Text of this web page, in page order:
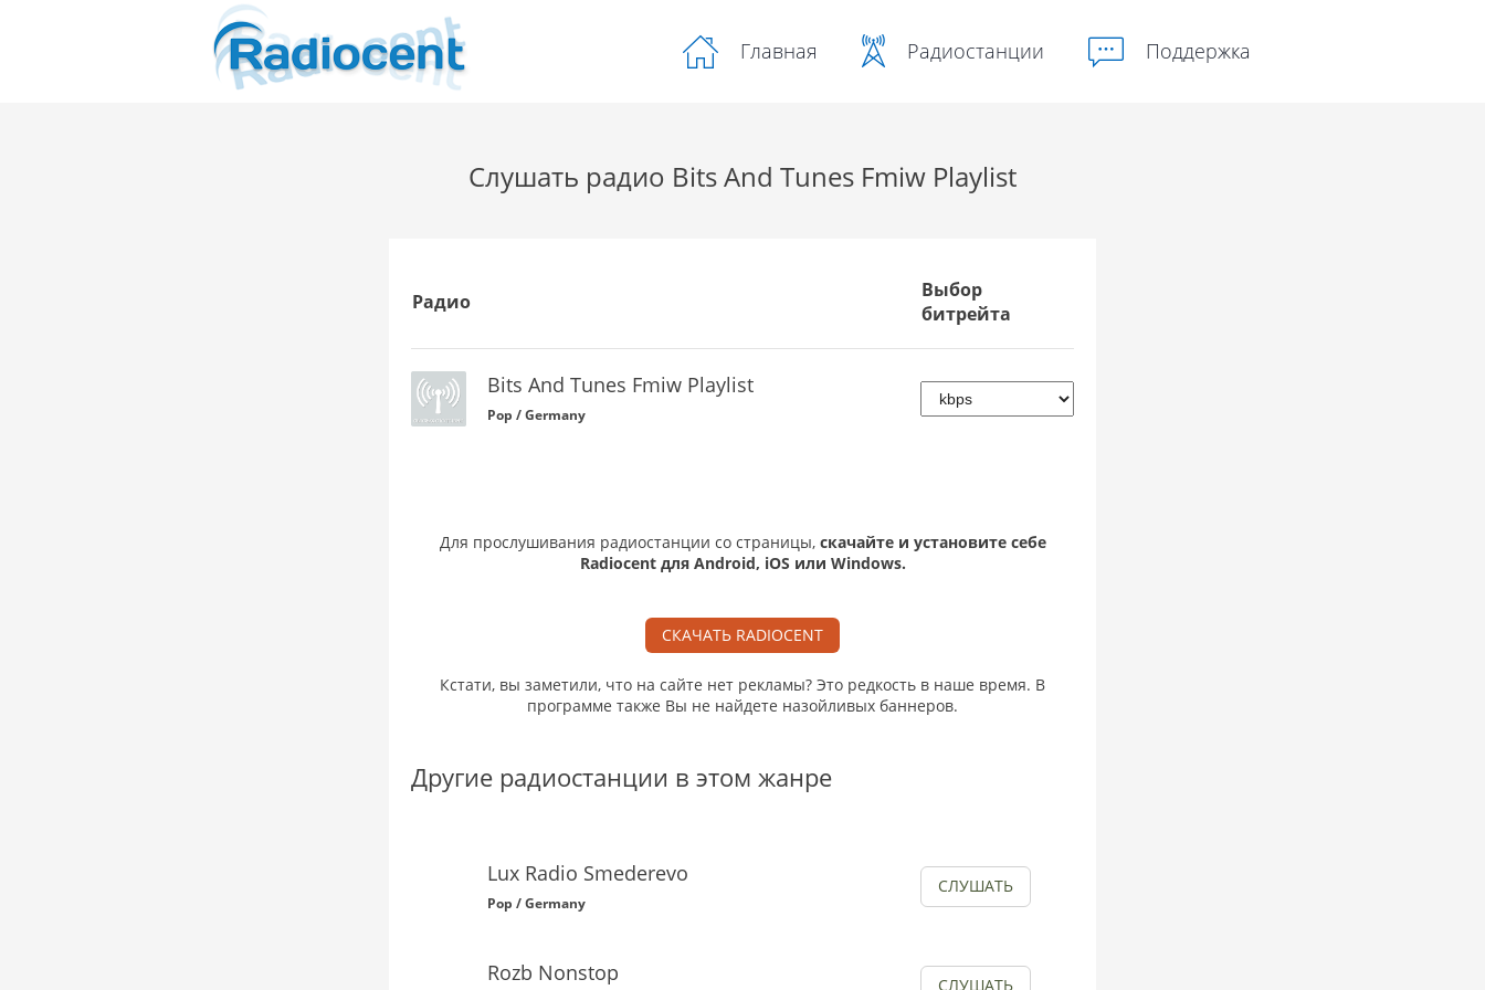
Главная Радиостанции Поддержка
Слушать радио Bits And Tunes Fmiw Playlist
Радио
Выбор
битрейта
Bits And Tunes Fmiw Playlist
Pop / Germany
Для прослушивания радиостанции со страницы, скачайте и установите себе
Radiocent для Android, iOS или Windows.
СКАЧАТЬ RADIOCENT
Кстати, вы заметили, что на сайте нет рекламы? Это редкость в наше время. В
программе также Вы не найдете назойливых баннеров.
Другие радиостанции в этом жанре
Lux Radio Smederevo
Pop / Germany
СЛУШАТЬ
Rozb Nonstop СЛУШАТЬ